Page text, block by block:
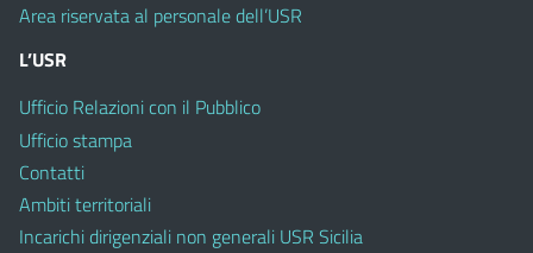
Area riservata al personale dell’USR
L’USR
Ufficio Relazioni con il Pubblico
Ufficio stampa
Contatti
Ambiti territoriali
Incarichi dirigenziali non generali USR Sicilia